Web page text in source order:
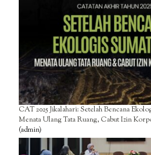
CAT 2025 Jikalahari: Setelah Bencana
Menata Ulang Tata Ruang, Cabut Izin
(admin)